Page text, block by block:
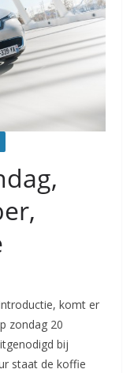
komt er
zondag 20
bij
staat de koffie